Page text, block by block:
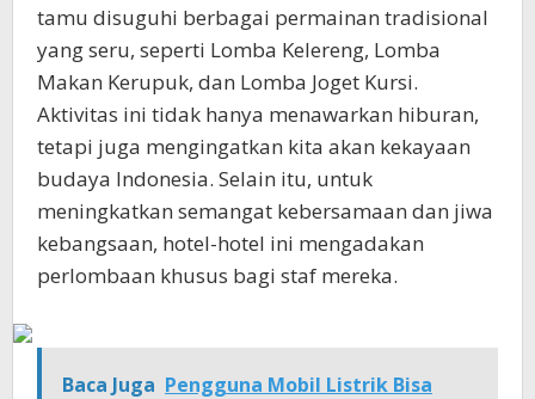
tamu disuguhi berbagai permainan tradisional
yang seru, seperti Lomba Kelereng, Lomba
Makan Kerupuk, dan Lomba Joget Kursi.
Aktivitas ini tidak hanya menawarkan hiburan,
tetapi juga mengingatkan kita akan kekayaan
budaya Indonesia. Selain itu, untuk
meningkatkan semangat kebersamaan dan jiwa
kebangsaan, hotel-hotel ini mengadakan
perlombaan khusus bagi staf mereka.
Baca Juga Pengguna Mobil Listrik Bisa